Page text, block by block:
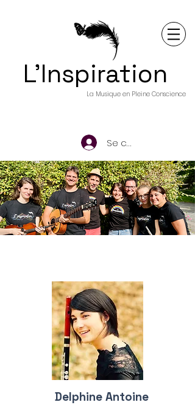
L'Inspiration
La Musique en Pleine Conscience
Se connecter
Nos
Professeu
rs
Delphine Antoine